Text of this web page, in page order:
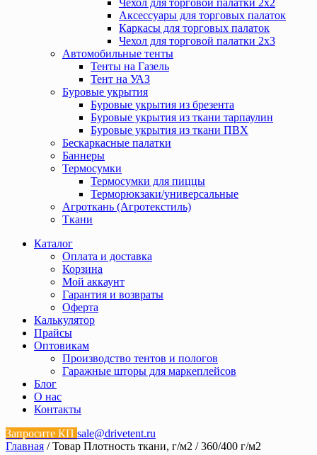
Чехол для торговой палатки 2х2
Аксессуары для торговых палаток
Каркасы для торговых палаток
Чехол для торговой палатки 2х3
Автомобильные тенты
Тенты на Газель
Тент на УАЗ
Буровые укрытия
Буровые укрытия из брезента
Буровые укрытия из ткани тарпаулин
Буровые укрытия из ткани ПВХ
Бескаркасные палатки
Баннеры
Термосумки
Термосумки для пиццы
Терморюкзаки/универсальные
Агроткань (Агротекстиль)
Ткани
Каталог
Оплата и доставка
Корзина
Мой аккаунт
Гарантия и возвраты
Оферта
Калькулятор
Прайсы
Оптовикам
Производство тентов и пологов
Гаражные шторы для маркеплейсов
Блог
О нас
Контакты
Запросите КП sale@drivetent.ru
Главная / Товар Плотность ткани, г/м2 / 360/400 г/м2